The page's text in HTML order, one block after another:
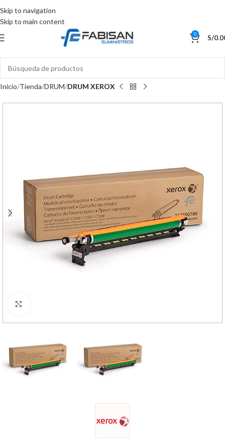
Skip to navigation
Skip to main content
0 S/
Inicio Tienda DRUM DRUM XEROX